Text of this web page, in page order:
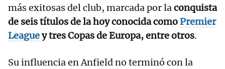
más exitosas del club, marcada por laconquista
de seis títulos de la hoy conocida comoPremier
Leaguey tres Copas de Europa, entre otros.
Su influencia en Anfield no terminó con la